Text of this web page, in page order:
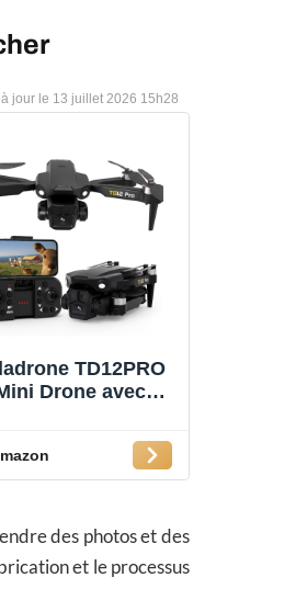
13 juillet 2026 15h28
TD12PRO
Drone avec
Drones
pour Adultes
sans Balais 3
Quadricoptère
avec Étui de
des photos et des
et le processus